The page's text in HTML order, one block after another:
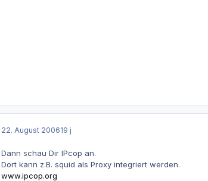
22. August 200619 j
Dann schau Dir IPcop an.
Dort kann z.B. squid als Proxy integriert werden.
www.ipcop.org